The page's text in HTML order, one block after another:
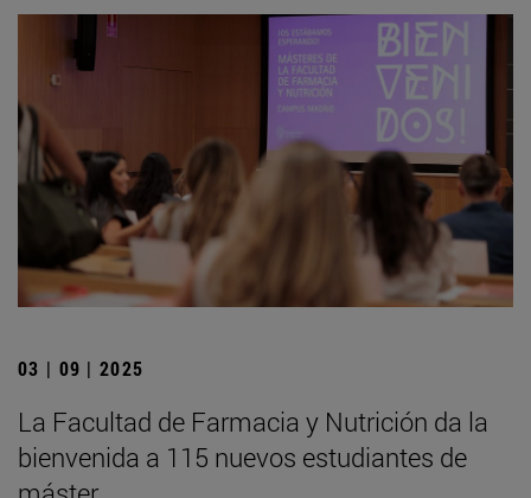
03 | 09 | 2025
La Facultad de Farmacia y Nutrición da la
bienvenida a 115 nuevos estudiantes de